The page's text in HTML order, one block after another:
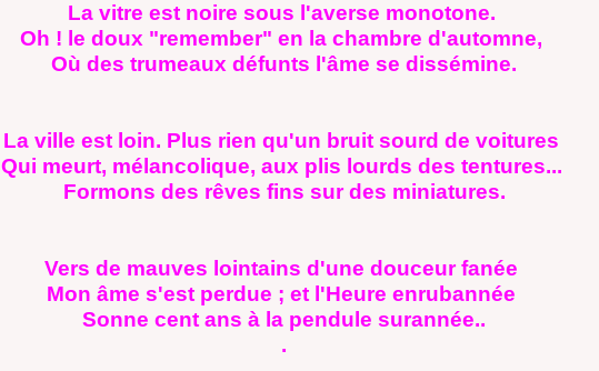
La vitre est noire sous l'averse monotone.
Oh ! le doux "remember" en la chambre d'automne,
Où des trumeaux défunts l'âme se dissémine.
La ville est loin. Plus rien qu'un bruit sourd de voitures
Qui meurt, mélancolique, aux plis lourds des tentures...
Formons des rêves fins sur des miniatures.
Vers de mauves lointains d'une douceur fanée
Mon âme s'est perdue ; et l'Heure enrubannée
Sonne cent ans à la pendule surannée..
.